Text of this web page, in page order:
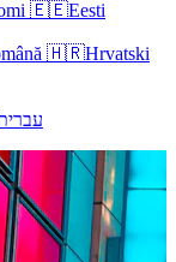
🇪🇪Eesti
🇭🇷Hrvatski